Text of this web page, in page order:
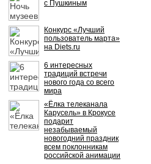
с Пушкиным
Конкурс «Лучший
пользователь марта»
на Diets.ru
6 интересных
традиций встречи
нового года со всего
мира
«Ёлка телеканала
Карусель» в Крокусе
подарит
незабываемый
новогодний праздник
всем поклонникам
российской анимации